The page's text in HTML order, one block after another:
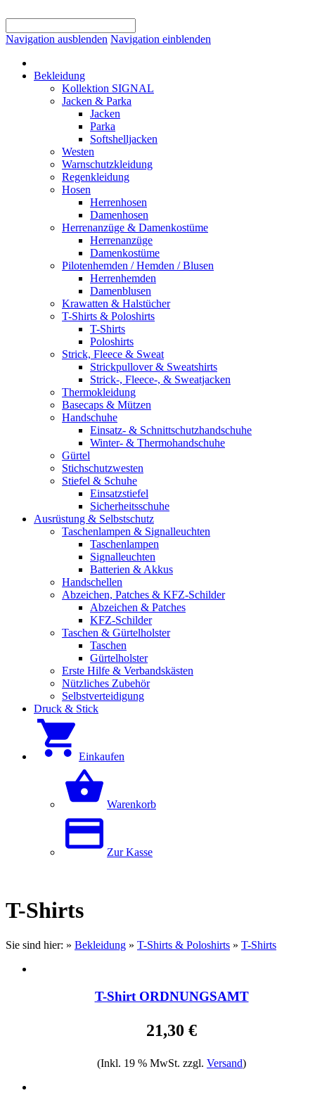
Navigation ausblenden Navigation einblenden
Bekleidung
Kollektion SIGNAL
Jacken & Parka
Jacken
Parka
Softshelljacken
Westen
Warnschutzkleidung
Regenkleidung
Hosen
Herrenhosen
Damenhosen
Herrenanzüge & Damenkostüme
Herrenanzüge
Damenkostüme
Pilotenhemden / Hemden / Blusen
Herrenhemden
Damenblusen
Krawatten & Halstücher
T-Shirts & Poloshirts
T-Shirts
Poloshirts
Strick, Fleece & Sweat
Strickpullover & Sweatshirts
Strick-, Fleece-, & Sweatjacken
Thermokleidung
Basecaps & Mützen
Handschuhe
Einsatz- & Schnittschutzhandschuhe
Winter- & Thermohandschuhe
Gürtel
Stichschutzwesten
Stiefel & Schuhe
Einsatzstiefel
Sicherheitsschuhe
Ausrüstung & Selbstschutz
Taschenlampen & Signalleuchten
Taschenlampen
Signalleuchten
Batterien & Akkus
Handschellen
Abzeichen, Patches & KFZ-Schilder
Abzeichen & Patches
KFZ-Schilder
Taschen & Gürtelholster
Taschen
Gürtelholster
Erste Hilfe & Verbandskästen
Nützliches Zubehör
Selbstverteidigung
Druck & Stick
Einkaufen
Warenkorb
Zur Kasse
T-Shirts
Sie sind hier: » Bekleidung » T-Shirts & Poloshirts » T-Shirts
T-Shirt ORDNUNGSAMT
21,30 €
(Inkl. 19 % MwSt. zzgl. Versand)